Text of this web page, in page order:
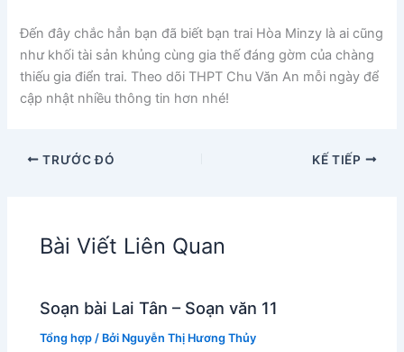
Đến đây chắc hẳn bạn đã biết bạn trai Hòa Minzy là ai cũng
như khối tài sản khủng cùng gia thế đáng gờm của chàng
thiếu gia điển trai. Theo dõi THPT Chu Văn An mỗi ngày để
cập nhật nhiều thông tin hơn nhé!
TRƯỚC ĐÓ KẾ TIẾP
Bài Viết Liên Quan
Soạn bài Lai Tân – Soạn văn 11
Tổng hợp / Bởi Nguyễn Thị Hương Thủy